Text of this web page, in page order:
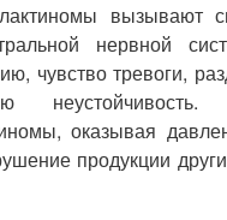
вызывают
нервной
чувство тревоги,
оказывая
продукции